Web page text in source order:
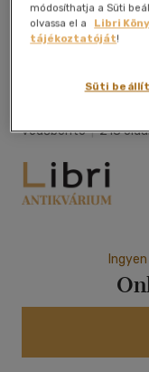
Kívánságlistához adom
védőborító|218
módosíthatja a Süti
olvassa el a
Libri
tájékoztatóját!
Süti